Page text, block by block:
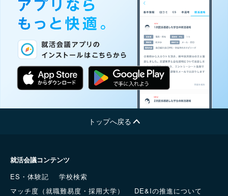
トップへ戻る
就活会議コンテンツ
ES・体験記
学校検索
マッチ度（就職難易度・採用大学）
DE&Iの推進について